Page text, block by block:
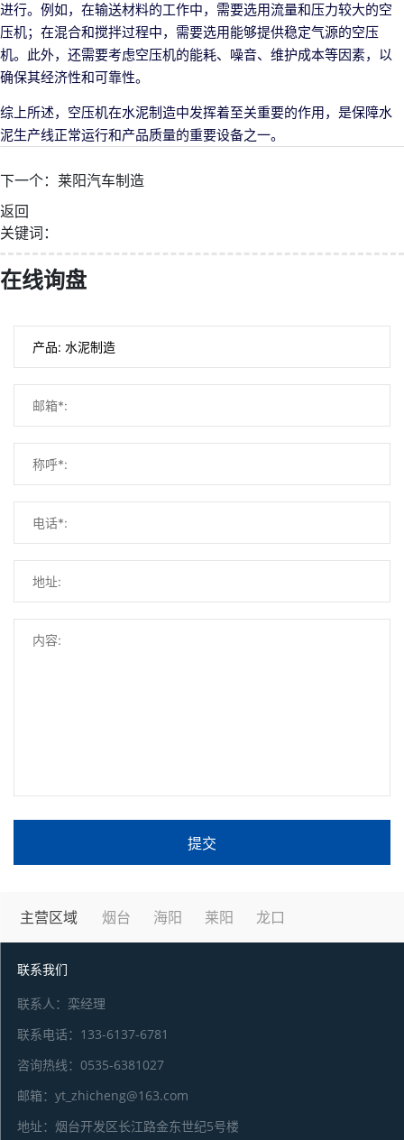
进行。例如，在输送材料的工作中，需要选用流量和压力较大的空
压机；在混合和搅拌过程中，需要选用能够提供稳定气源的空压
机。此外，还需要考虑空压机的能耗、噪音、维护成本等因素，以
确保其经济性和可靠性。
综上所述，空压机在水泥制造中发挥着至关重要的作用，是保障水
泥生产线正常运行和产品质量的重要设备之一。
下一个： 莱阳汽车制造
返回
关键词：
在线询盘
提交
主营区域 烟台 海阳 莱阳 龙口
联系我们
联系人：栾经理
联系电话：133-6137-6781
咨询热线：0535-6381027
邮箱：yt_zhicheng@163.com
地址：烟台开发区长江路金东世纪5号楼